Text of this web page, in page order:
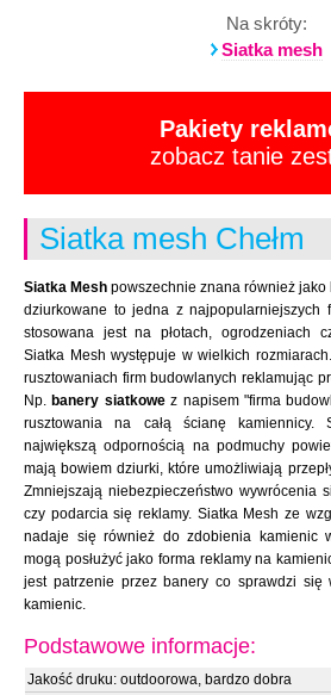
Na skróty:
Siatka mesh
Pakiety
zobacz tanie
Siatka mesh Chełm
Siatka Mesh powszechnie znana również
dziurkowane to jedna z najpopularniejszych
stosowana jest na płotach, ogrodzeniach
Siatka Mesh występuje w wielkich
rusztowaniach firm budowlanych reklamując
Np. banery siatkowez napisem "firma
rusztowania na całą ścianę kamiennicy.
największą odpornością na podmuchy
mają bowiem dziurki, które umożliwiają
Zmniejszają niebezpieczeństwo wywrócenia
czy podarcia się reklamy. Siatka Mesh ze
nadaje się również do zdobienia kamienic
mogą posłużyć jako forma reklamy na
jest patrzenie przez banery co sprawdzi się
kamienic.
Podstawowe informacje:
Jakość druku: outdoorowa, bardzo dobra